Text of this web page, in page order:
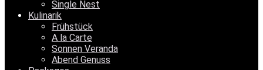
Single Nest
Kulinarik
Frühstück
A la Carte
Sonnen Veranda
Abend Genuss